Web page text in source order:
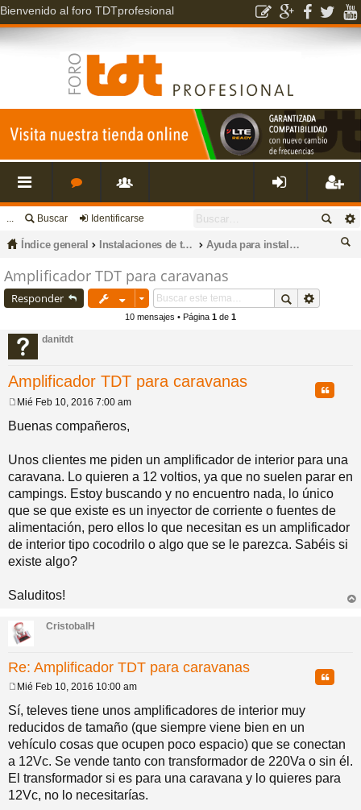
Bienvenido al foro TDTprofesional
nl
es
rá
pi
do
s
o
s
s
a
o
s
fic
eg
e
... Buscar Identificarse
Índice general Instalaciones de televisión, datos, fibra óptica, porteros, cctv e intrusión.
Ayuda para instalaciones en caravanas y embarcaciones
Amplificador TDT para caravanas
Responder
10 mensajes • Página 1 de 1
danitdt
Amplificador TDT para caravanas Citar
e
n
a
j
e
Mié Feb 10, 2016 7:00 am
Buenas compañeros,
Unos clientes me piden un amplificador de interior para una
caravana. Lo quieren a 12 voltios, ya que no suelen parar en
campings. Estoy buscando y no encuentro nada, lo único
que se que existe es un inyector de corriente o fuentes de
alimentación, pero ellos lo que necesitan es un amplificador
de interior tipo cocodrilo o algo que se le parezca. Sabéis si
existe algo?
Saluditos!
CristobalH
Re: Amplificador TDT para caravanas
Citar
e
n
s
a
j
e
Mié Feb 10, 2016 10:00 am
Sí, televes tiene unos amplificadores de interior muy
reducidos de tamaño (que siempre viene bien en un
vehículo cosas que ocupen poco espacio) que se conectan
a 12Vc. Se vende tanto con transformador de 220Va o sin él.
El transformador si es para una caravana y lo quieres para
12Vc, no lo necesitarías.